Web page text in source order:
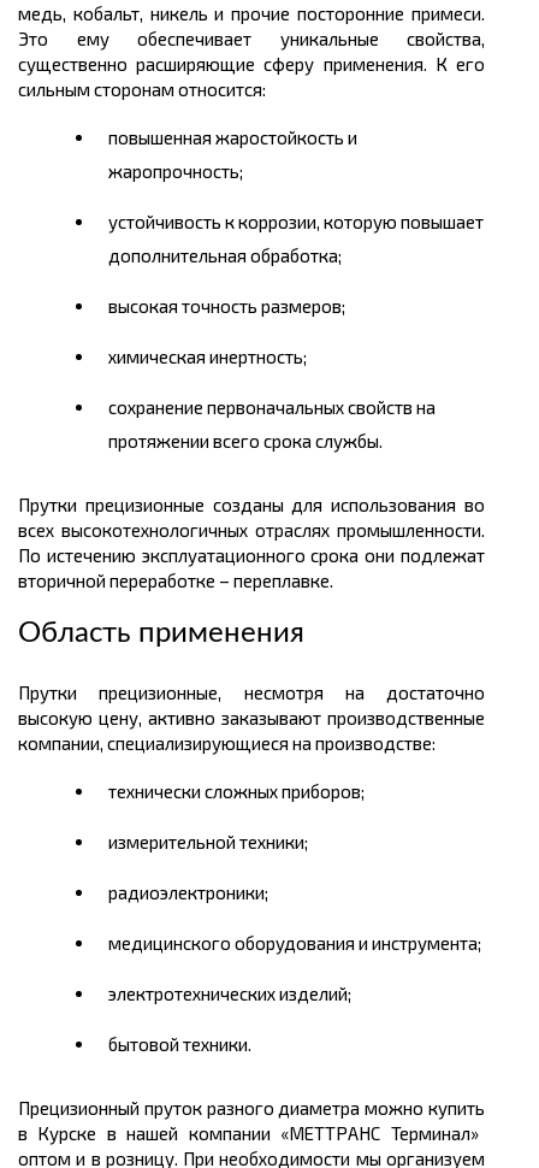
медь, кобальт, никель и прочие посторонние примеси.
Это ему обеспечивает уникальные свойства,
существенно расширяющие сферу применения. К его
сильным сторонам относится:
повышенная жаростойкость и
жаропрочность;
устойчивость к коррозии, которую повышает
дополнительная обработка;
высокая точность размеров;
химическая инертность;
сохранение первоначальных свойств на
протяжении всего срока службы.
Прутки прецизионные созданы для использования во
всех высокотехнологичных отраслях промышленности.
По истечению эксплуатационного срока они подлежат
вторичной переработке – переплавке.
Область применения
Прутки прецизионные, несмотря на достаточно
высокую цену, активно заказывают производственные
компании, специализирующиеся на производстве:
технически сложных приборов;
измерительной техники;
радиоэлектроники;
медицинского оборудования и инструмента;
электротехнических изделий;
бытовой техники.
Прецизионный пруток разного диаметра можно купить
в Курске в нашей компании «МЕТТРАНС Терминал»
оптом и в розницу. При необходимости мы организуем